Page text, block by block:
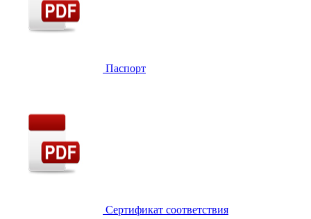
Паспорт
Сертификат соответствия